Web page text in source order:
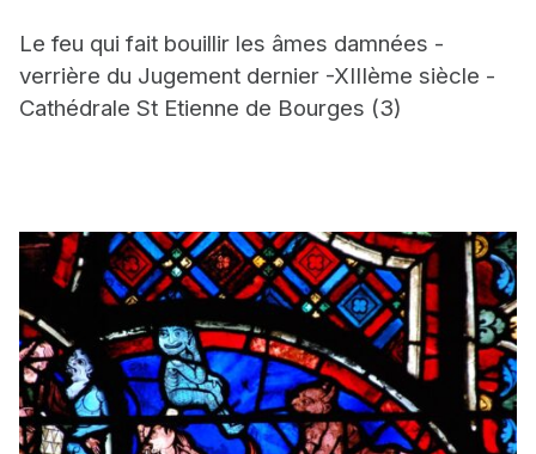
Le feu qui fait bouillir les âmes damnées -
verrière du Jugement dernier -XIIIème siècle -
Cathédrale St Etienne de Bourges (3)